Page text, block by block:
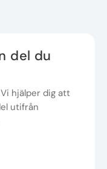
del du
hjälper dig att
utifrån